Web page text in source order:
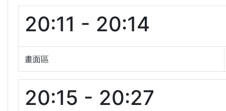
20:11 - 20:14
畫面區
20:15 - 20:27